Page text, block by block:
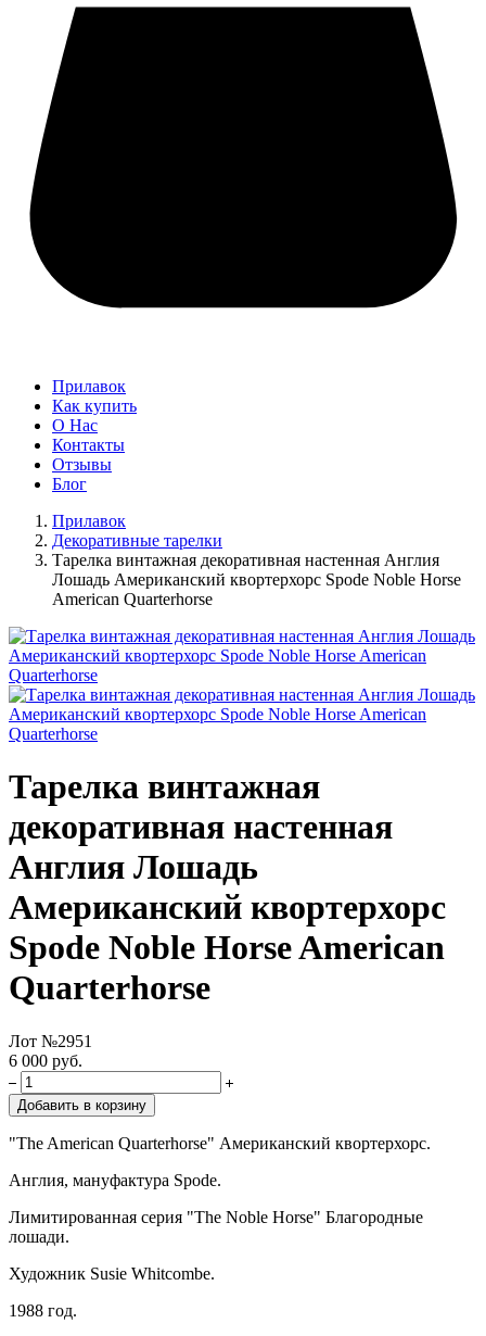
Прилавок
Как купить
О Нас
Контакты
Отзывы
Блог
Прилавок
Декоративные тарелки
Тарелка винтажная декоративная настенная Англия
Лошадь Американский квортерхорс Spode Noble Horse
American Quarterhorse
Тарелка винтажная
декоративная настенная
Англия Лошадь
Американский квортерхорс
Spode Noble Horse American
Quarterhorse
Лот №2951
6 000 руб.
Добавить в корзину
"The American Quarterhorse" Американский квортерхорс.
Англия, мануфактура Spode.
Лимитированная серия "The Noble Horse" Благородные
лошади.
Художник Susie Whitcombe.
1988 год.